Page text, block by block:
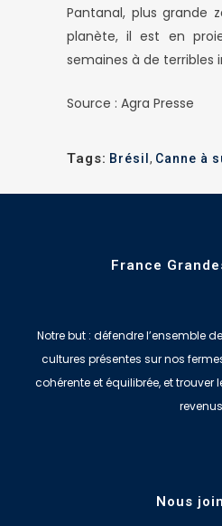
Pantanal, plus grande
planète, il est en
semaines à de terribles
Source : Agra Presse
Tags: Brésil , Canne à
France
Notre but : défendre l’ensemble
cultures présentes sur nos
cohérente et équilibrée, et trouver
Nous